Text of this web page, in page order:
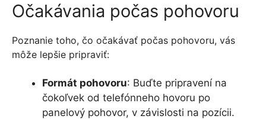
Očakávania počas pohovoru
Poznanie toho, čo očakávať počas pohovoru, vás
môže lepšie pripraviť:
Formát pohovoru: Buďte pripravení na
čokoľvek od telefónneho hovoru po
panelový pohovor, v závislosti na pozícii.